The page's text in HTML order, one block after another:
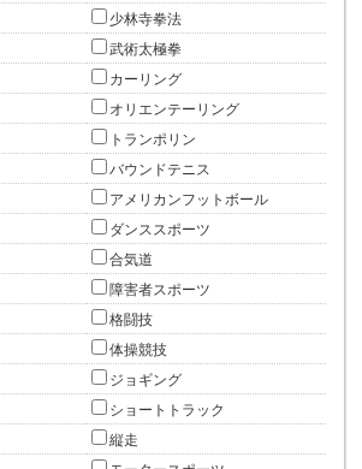
少林寺拳法
武術太極拳
カーリング
オリエンテーリング
トランポリン
バウンドテニス
アメリカンフットボール
ダンススポーツ
合気道
障害者スポーツ
格闘技
体操競技
ジョギング
ショートトラック
縦走